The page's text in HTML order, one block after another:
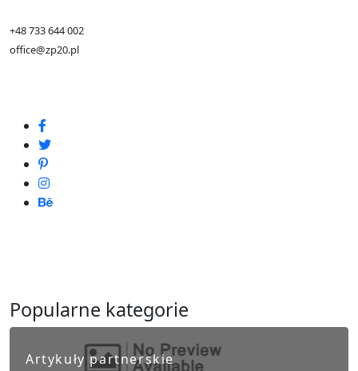
+48 733 644 002
office@zp20.pl
Popularne kategorie
Artykuły partnerskie